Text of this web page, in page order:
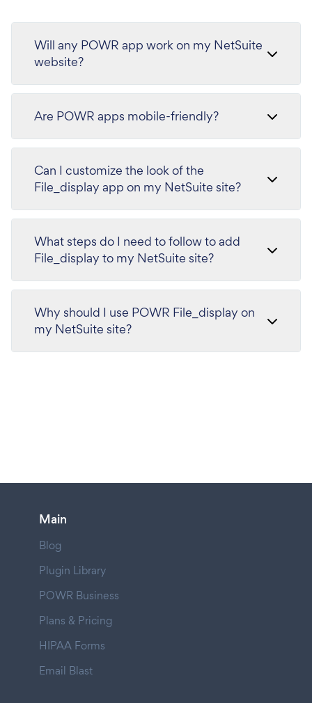
Will any POWR app work on my NetSuite
website?
Are POWR apps mobile-friendly?
Can I customize the look of the
File_display app on my NetSuite site?
What steps do I need to follow to add
File_display to my NetSuite site?
Why should I use POWR File_display on
my NetSuite site?
Main
Blog
Plugin Library
POWR Business
Plans & Pricing
HIPAA Forms
Email Blast